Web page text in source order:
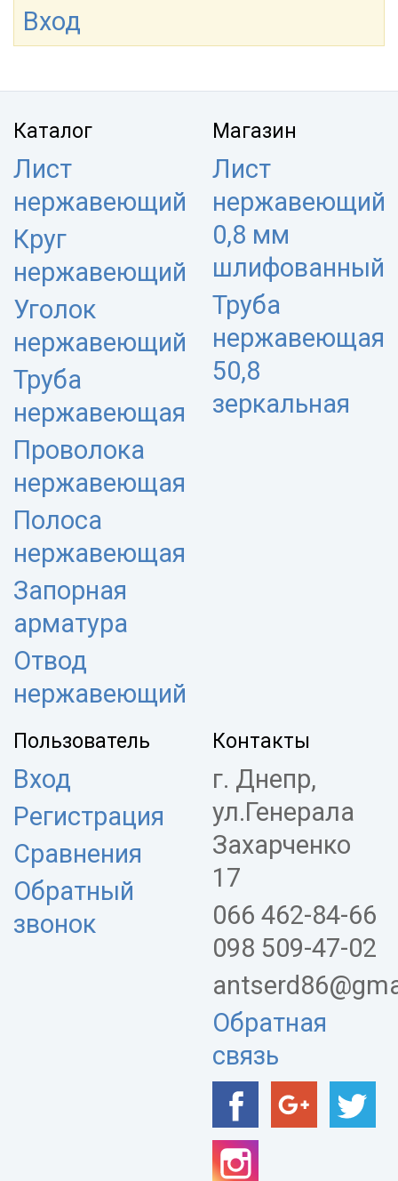
Вход
Каталог
Лист
нержавеющий
Круг
нержавеющий
Уголок
нержавеющий
Труба
нержавеющая
Проволока
нержавеющая
Полоса
нержавеющая
Запорная
арматура
Отвод
нержавеющий
Магазин
Лист
нержавеющий
0,8 мм
шлифованный
Труба
нержавеющая
50,8
зеркальная
Пользователь
Вход
Регистрация
Сравнения
Обратный
звонок
Контакты
г. Днепр,
ул.Генерала
Захарченко
17
066 462-84-66
098 509-47-02
Обратная
связь